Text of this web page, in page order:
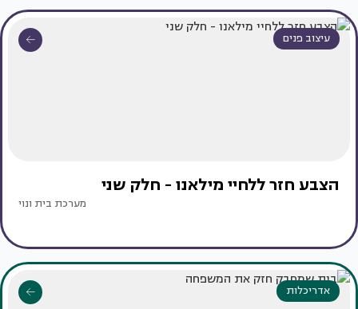
עיצוב פנים
הצבע חזר ללחיי מילאנו - חלק שני
מערכת בית ונוי
אדריכלות